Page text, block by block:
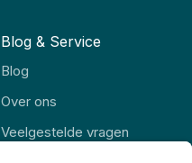
Blog & Service
Blog
Over ons
Veelgestelde vragen